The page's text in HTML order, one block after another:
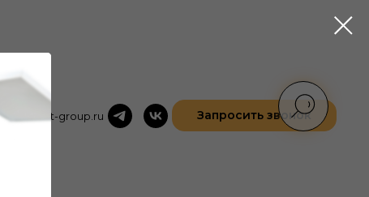
office@ist-group.ru Запросить звонок